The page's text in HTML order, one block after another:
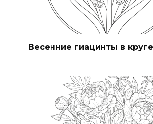
Весенние гиацинты в круге